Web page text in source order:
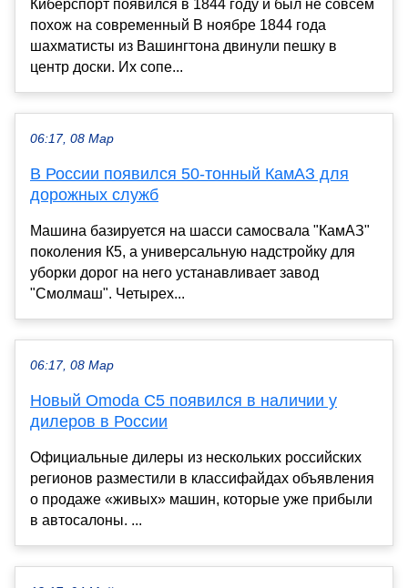
Киберспорт появился в 1844 году и был не совсем
похож на современный В ноябре 1844 года
шахматисты из Вашингтона двинули пешку в
центр доски. Их сопе...
06:17, 08 Мар
В России появился 50-тонный КамАЗ для
дорожных служб
Машина базируется на шасси самосвала "КамАЗ"
поколения К5, а универсальную надстройку для
уборки дорог на него устанавливает завод
"Смолмаш". Четырех...
06:17, 08 Мар
Новый Omoda C5 появился в наличии у
дилеров в России
Официальные дилеры из нескольких российских
регионов разместили в классифайдах объявления
о продаже «живых» машин, которые уже прибыли
в автосалоны. ...